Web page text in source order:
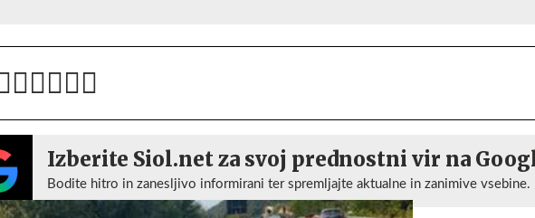
Izberite Siol.net za svoj prednostni vir na
Bodite hitro in zanesljivo informirani ter spremljajte aktualne in zanimive vsebine.